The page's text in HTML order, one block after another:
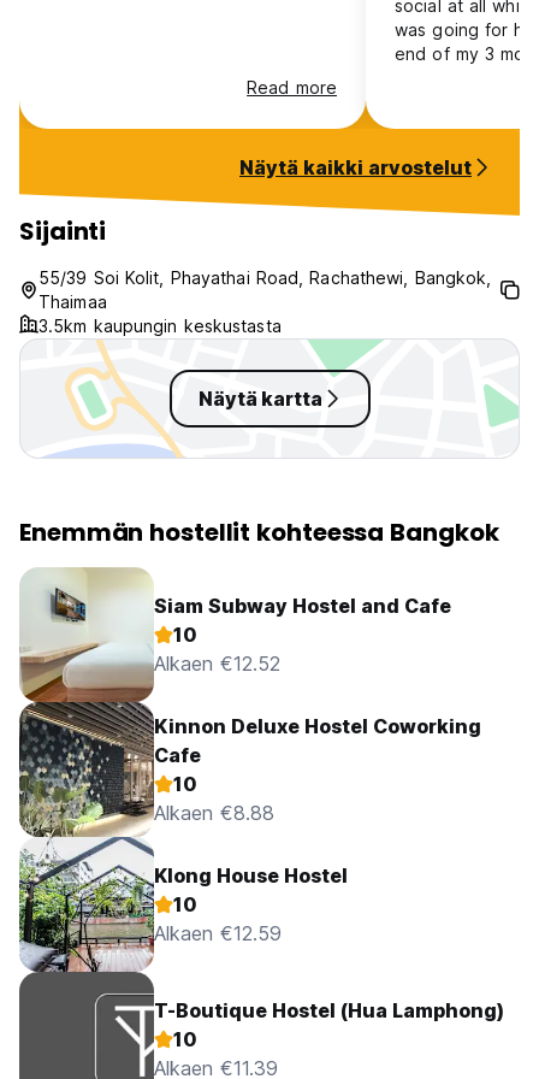
Read more
social at all
was going for
end of my 3
was so clean
little place. If
recharge, this
Näytä kaikki arvostelut
Sijainti
55/39 Soi Kolit, Phayathai Road, Rachathewi, Bangkok,
Thaimaa
3.5km kaupungin keskustasta
Näytä kartta
Enemmän hostellit kohteessa Bangkok
Siam Subway Hostel and Cafe
10
Alkaen €12.52
Kinnon Deluxe Hostel Coworking
Cafe
10
Alkaen €8.88
Klong House Hostel
10
Alkaen €12.59
T-Boutique Hostel (Hua Lamphong)
10
Alkaen €11.39